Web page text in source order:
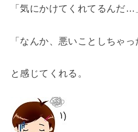
「気にかけてくれてるんだ…
「なんか、悪いことしちゃっ
と感じてくれる。